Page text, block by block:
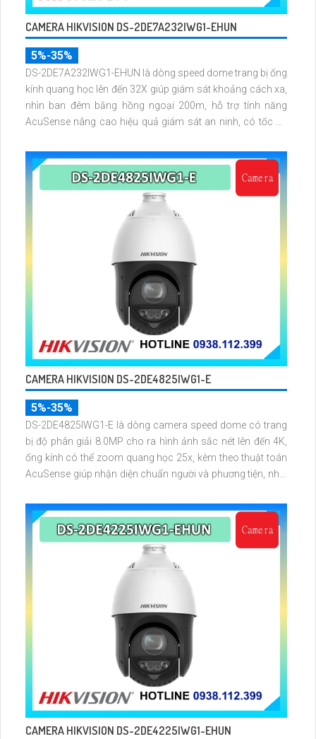
CAMERA HIKVISION DS-2DE7A232IWG1-EHUN
5%-35%
DS-2DE7A232IWG1-EHUN là dòng speed dome trang bị ống
kính quang học lên đến 32X giúp giám sát khoảng cách xa,
nhìn ban đêm bằng hồng ngoại 200m, hỗ trợ tính năng
AcuSense nâng cao hiệu quả giám sát an ninh, có tốc độ
CAMERA HIKVISION DS-2DE4825IWG1-E
5%-35%
DS-2DE4825IWG1-E là dòng camera speed dome có trang
bị độ phân giải 8.0MP cho ra hình ảnh sắc nét lên đến 4K,
ống kính có thể zoom quang học 25x, kèm theo thuật toán
AcuSense giúp nhận diện chuẩn người và phương tiện, nhìn
CAMERA HIKVISION DS-2DE4225IWG1-EHUN